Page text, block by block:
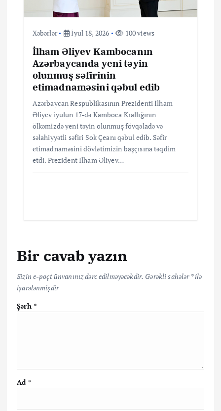
Xəbərlər İyul 18, 2026 100 views
İlham Əliyev Kambocanın
Azərbaycanda yeni təyin
olunmuş səfirinin
etimadnaməsini qəbul edib
Azərbaycan Respublikasının Prezidenti İlham
Əliyev iyulun 17-də Kamboca Krallığının
ölkəmizdə yeni təyin olunmuş fövqəladə və
səlahiyyətli səfiri Sok Çeanı qəbul edib. Səfir
etimadnaməsini dövlətimizin başçısına təqdim
etdi. Prezident İlham Əliyev…
Bir cavab yazın
Sizin e-poçt ünvanınız dərc edilməyəcəkdir. Gərəkli sahələr *ilə
işarələnmişdir
Şərh *
Ad *